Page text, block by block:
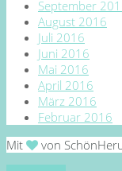
September
August 2016
Juli 2016
Juni 2016
Mai 2016
April 2016
März 2016
Februar 2016
Mit
von